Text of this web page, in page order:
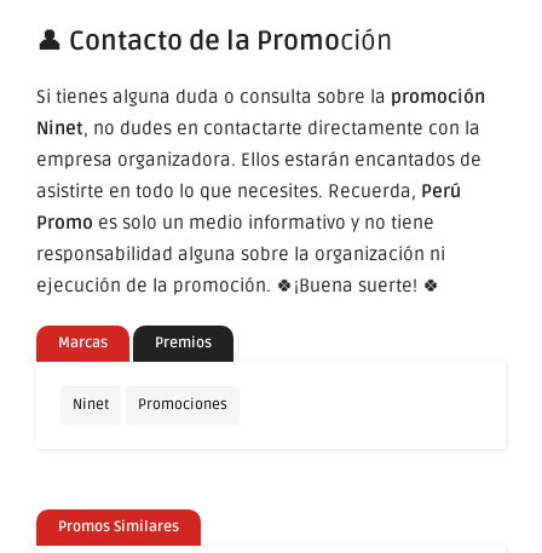
👤 Contacto de la Promoción
Si tienes alguna duda o consulta sobre la promoción
Ninet, no dudes en contactarte directamente con la
empresa organizadora. Ellos estarán encantados de
asistirte en todo lo que necesites. Recuerda, Perú
Promo es solo un medio informativo y no tiene
responsabilidad alguna sobre la organización ni
ejecución de la promoción. 🍀¡Buena suerte! 🍀
Marcas Premios
Ninet Promociones
Promos Similares